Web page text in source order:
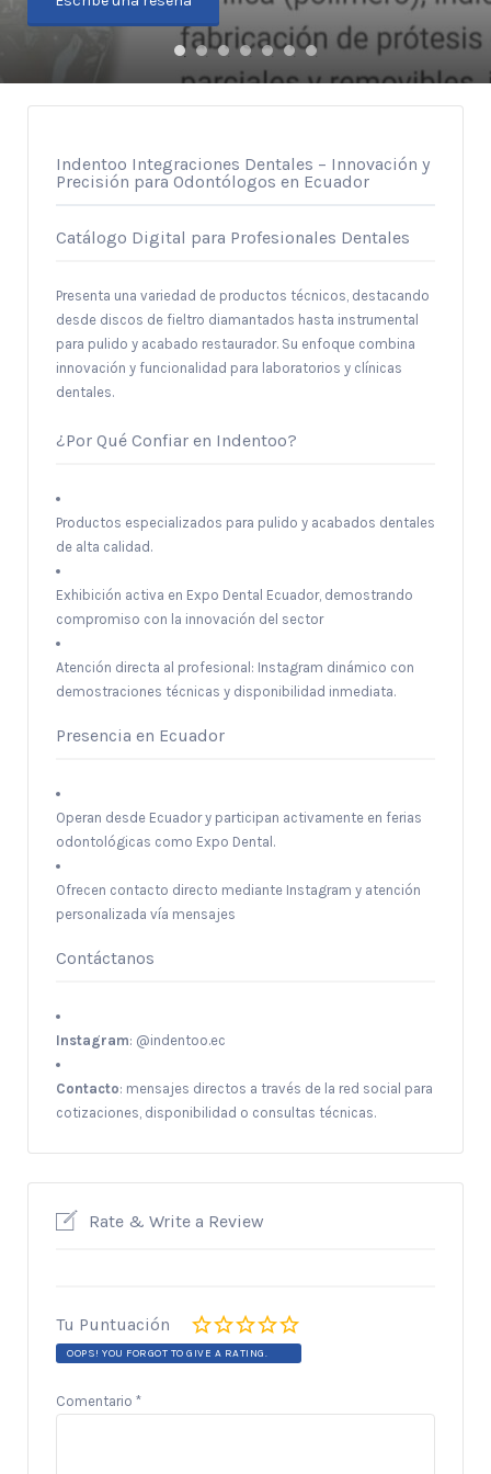
Indentoo Integraciones Dentales – Innovación y
Precisión para Odontólogos en Ecuador
Catálogo Digital para Profesionales Dentales
Presenta una variedad de productos técnicos, destacando
desde discos de fieltro diamantados hasta instrumental
para pulido y acabado restaurador. Su enfoque combina
innovación y funcionalidad para laboratorios y clínicas
dentales.
¿Por Qué Confiar en Indentoo?
Productos especializados para pulido y acabados dentales
de alta calidad.
Exhibición activa en Expo Dental Ecuador, demostrando
compromiso con la innovación del sector
Atención directa al profesional: Instagram dinámico con
demostraciones técnicas y disponibilidad inmediata.
Presencia en Ecuador
Operan desde Ecuador y participan activamente en ferias
odontológicas como Expo Dental.
Ofrecen contacto directo mediante Instagram y atención
personalizada vía mensajes
Contáctanos
Instagram: @indentoo.ec
Contacto: mensajes directos a través de la red social para
cotizaciones, disponibilidad o consultas técnicas.
Rate & Write a Review
Tu Puntuación
OOPS! YOU FORGOT TO GIVE A RATING.
Comentario *